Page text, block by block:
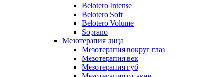
Belotero Intense
Belotero Soft
Belotero Volume
Soprano
Мезотерапия лица
Мезотерапия вокруг глаз
Мезотерапия век
Мезотерапия губ